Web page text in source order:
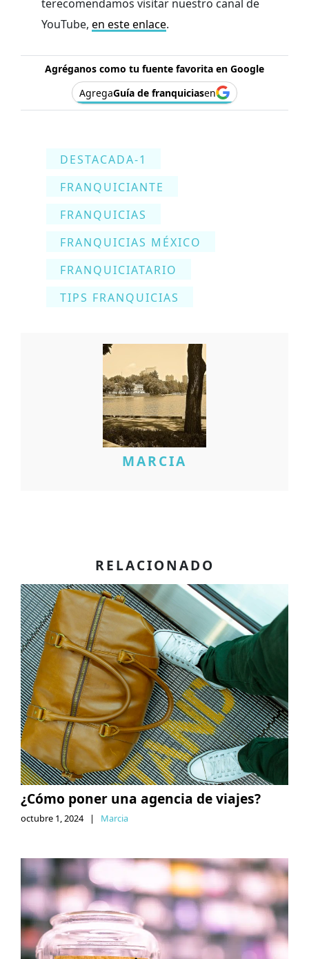
terecomendamos visitar nuestro canal de
YouTube, en este enlace.
Agréganos como tu fuente favorita en Google
AgregaGuía de franquiciasen
DESTACADA-1
FRANQUICIANTE
FRANQUICIAS
FRANQUICIAS MÉXICO
FRANQUICIATARIO
TIPS FRANQUICIAS
MARCIA
RELACIONADO
¿Cómo poner una agencia de viajes?
octubre 1, 2024 | Marcia